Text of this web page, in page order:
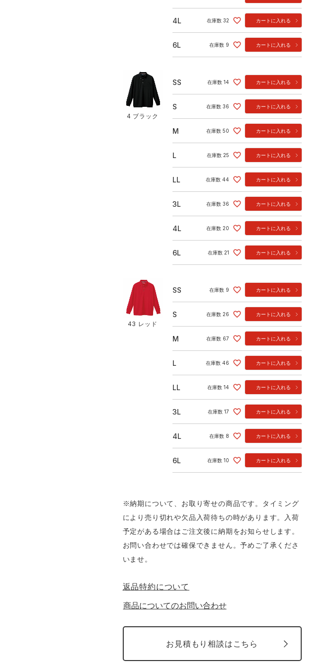
4L 在庫数 32 カートに入れる
6L 在庫数 9 カートに入れる
4 ブラック
SS 在庫数 14 カートに入れる
S 在庫数 36 カートに入れる
M 在庫数 50 カートに入れる
L 在庫数 25 カートに入れる
LL 在庫数 44 カートに入れる
3L 在庫数 36 カートに入れる
4L 在庫数 20 カートに入れる
6L 在庫数 21 カートに入れる
43 レッド
SS 在庫数 9 カートに入れる
S 在庫数 26 カートに入れる
M 在庫数 67 カートに入れる
L 在庫数 46 カートに入れる
LL 在庫数 14 カートに入れる
3L 在庫数 17 カートに入れる
4L 在庫数 8 カートに入れる
6L 在庫数 10 カートに入れる
※納期について、お取り寄せの商品です。タイミング
により売り切れや欠品入荷待ちの時があります。入荷
予定がある場合はご注文後に納期をお知らせします。
お問い合わせでは確保できません。予めご了承くださ
いませ。
返品特約について
商品についてのお問い合わせ
お見積もり相談はこちら